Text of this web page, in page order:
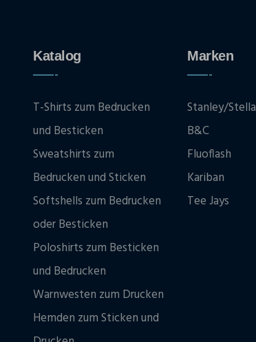
Katalog
T-Shirts zum Bedrucken
und Besticken
Sweatshirts zum
Bedrucken und Sticken
Softshells zum Bedrucken
oder Besticken
Poloshirts zum Besticken
und Bedrucken
Warnwesten zum Drucken
Hemden zum Sticken und
Marken
Stanley/Stella
B&C
Fluoflash
Kariban
Tee Jays